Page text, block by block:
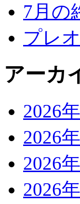
7月の
プレ
アーカ
2026
2026
2026
2026